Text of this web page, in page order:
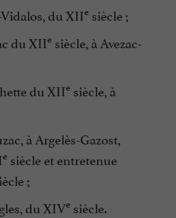
du XIIe siècle ;
du XIIe siècle, à Avezac-
du XIIe siècle, à
à Argelès-Gazost,
e siècle et entretenue
;
du XIVe siècle.